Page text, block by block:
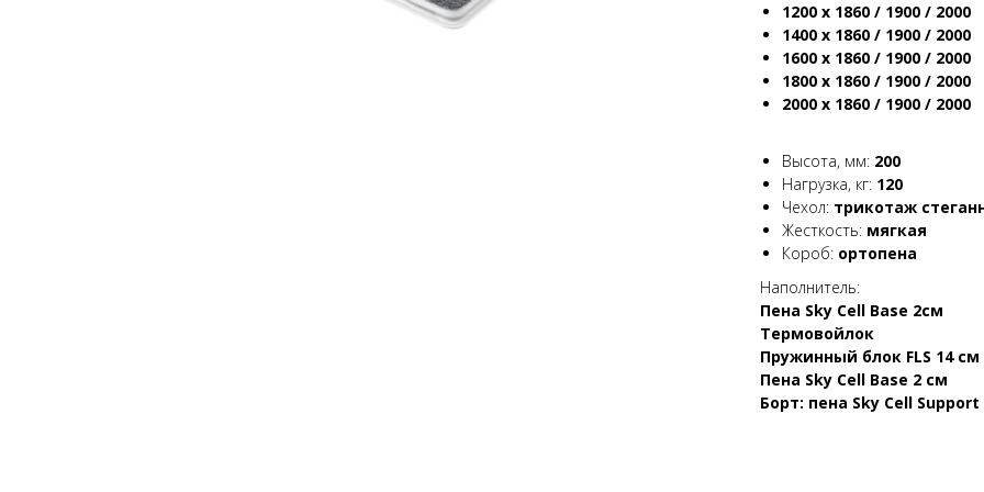
1200 х 1860 / 1900 / 2000
1400 х 1860 / 1900 / 2000
1600 х 1860 / 1900 / 2000
1800 х 1860 / 1900 / 2000
2000 х 1860 / 1900 / 2000
Высота, мм: 200
Нагрузка, кг: 120
Чехол: трикотаж
Жесткость: мягкая
Короб: ортопена
Наполнитель:
Пена Sky Cell Base 2см
Термовойлок
Пружинный блок FLS 14
Пена Sky Cell Base 2 см
Борт: пена Sky Cell Support